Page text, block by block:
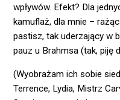
wpływów. Efekt? Dla
kamuflaż, dla mnie –
pastisz, tak uderzający w
pauz u Brahmsa (tak, piję
(Wyobrażam ich sobie
Terrence, Lydia, Mistrz